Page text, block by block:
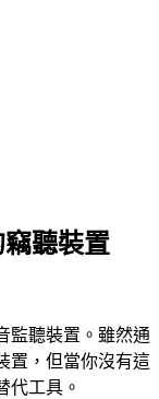
聽裝置
監聽裝置。雖然通
置，但當你沒有這
代工具。